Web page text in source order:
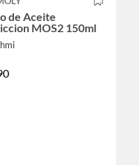
de Aceite
MOS2 150ml